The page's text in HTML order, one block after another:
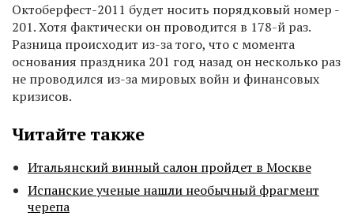
Октоберфест-2011 будет носить порядковый номер -
201. Хотя фактически он проводится в 178-й раз.
Разница происходит из-за того, что с момента
основания праздника 201 год назад он несколько раз
не проводился из-за мировых войн и финансовых
кризисов.
Читайте также
Итальянский винный салон пройдет в Москве
Испанские ученые нашли необычный фрагмент
черепа